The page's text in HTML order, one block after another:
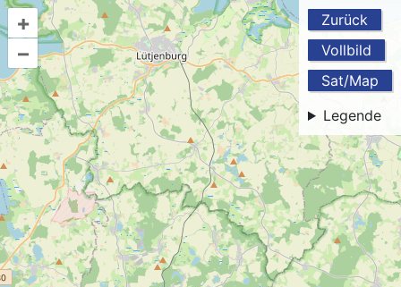
Zurück
Vollbild
Sat/Map
Legende
+
–